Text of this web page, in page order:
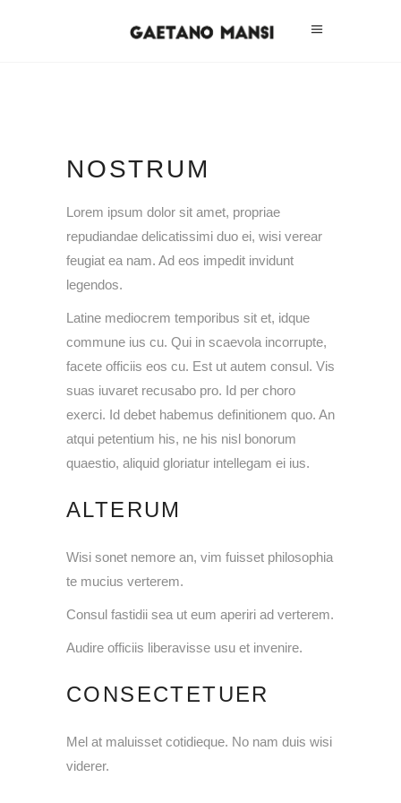
NOSTRUM
Lorem ipsum dolor sit amet, propriae
repudiandae delicatissimi duo ei, wisi verear
feugiat ea nam. Ad eos impedit invidunt
legendos.
Latine mediocrem temporibus sit et, idque
commune ius cu. Qui in scaevola incorrupte,
facete officiis eos cu. Est ut autem consul. Vis
suas iuvaret recusabo pro. Id per choro
exerci. Id debet habemus definitionem quo. An
atqui petentium his, ne his nisl bonorum
quaestio, aliquid gloriatur intellegam ei ius.
ALTERUM
Wisi sonet nemore an, vim fuisset philosophia
te mucius verterem.
Consul fastidii sea ut eum aperiri ad verterem.
Audire officiis liberavisse usu et invenire.
CONSECTETUER
Mel at maluisset cotidieque. No nam duis wisi
viderer.